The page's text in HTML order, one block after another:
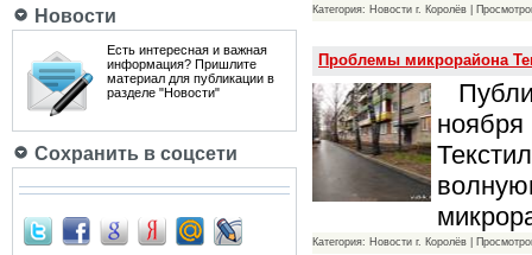
Новости
Есть интересная и важная
информация? Пришлите
материал для публикации в
разделе "Новости"
Сохранить в соцсети
Категория: Новости г. Королёв |
Проблемы микрорайона
ноября
Категория: Новости г. Королёв |